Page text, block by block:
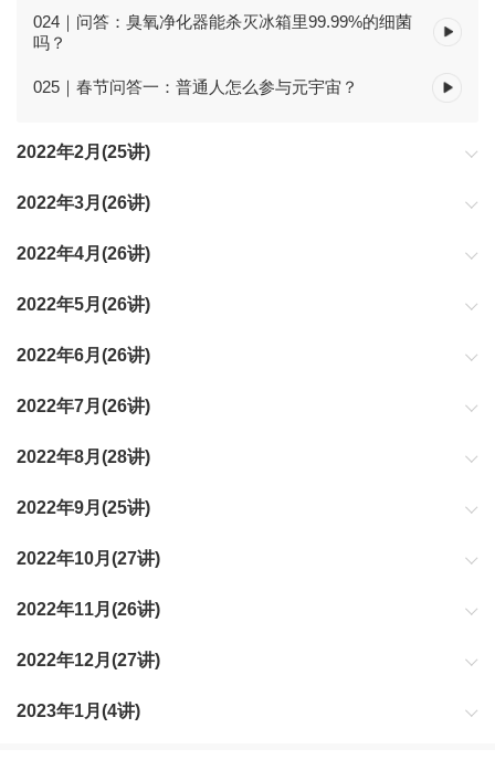
024｜问答：臭氧净化器能杀灭冰箱里99.99%的细菌
吗？
025｜春节问答一：普通人怎么参与元宇宙？
2022年2月(25讲)
为你同步重要的科技变化
2022年3月(26讲)
为你同步重要的科技变化
2022年4月(26讲)
为你同步重要的科技变化
2022年5月(26讲)
为你同步重要的科技变化
2022年6月(26讲)
为你同步重要的科技变化
2022年7月(26讲)
为你同步重要的科技变化
2022年8月(28讲)
为你同步重要的科技变化
2022年9月(25讲)
为你同步重要的科技变化
2022年10月(27讲)
为你同步重要的科技变化
2022年11月(26讲)
为你同步重要的科技变化
2022年12月(27讲)
为你同步重要的科技变化
2023年1月(4讲)